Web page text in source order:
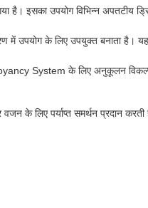
है। इसका उपयोग विभिन्न
में उपयोग के लिए उपयुक्त बनाता है।
System के लिए अनुकूलन
के लिए पर्याप्त समर्थन प्रदान